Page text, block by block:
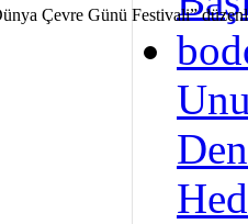
Çevre Günü Festivali”